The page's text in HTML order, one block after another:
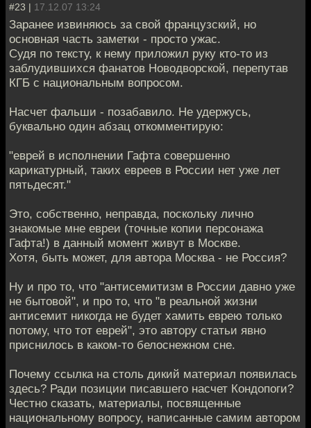
#23 | 17.12.07 13:24
Заранее извиняюсь за свой французский, но
основная часть заметки - просто ужас.
Судя по тексту, к нему приложил руку кто-то из
заблудившихся фанатов Новодворской, перепутав
КГБ с национальным вопросом.
Насчет фальши - позабавило. Не удержусь,
буквально один абзац откомментирую:
"еврей в исполнении Гафта совершенно
карикатурный, таких евреев в России нет уже лет
пятьдесят."
Это, собственно, неправда, поскольку лично
знакомые мне евреи (точные копии персонажа
Гафта!) в данный момент живут в Москве.
Хотя, быть может, для автора Москва - не Россия?
Ну и про то, что "антисемитизм в России давно уже
не бытовой", и про то, что "в реальной жизни
антисемит никогда не будет хамить еврею только
потому, что тот еврей", это автору статьи явно
приснилось в каком-то белоснежном сне.
Почему ссылка на столь дикий материал появилась
здесь? Ради позиции писавшего насчет Кондопоги?
Честно сказать, материалы, посвященные
национальному вопросу, написанные самим автором